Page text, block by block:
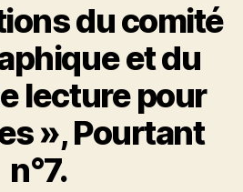
du comité
et du
lecture pour
», Pourtant
n°7.